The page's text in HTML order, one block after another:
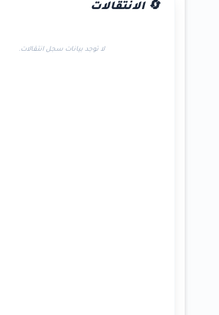
🔄 الانتقالات
لا توجد بيانات سجل انتقالات.